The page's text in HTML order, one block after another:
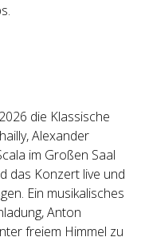
die Klassische
Alexander
im Großen Saal
das Konzert live und
Ein musikalisches
Anton
freiem Himmel zu